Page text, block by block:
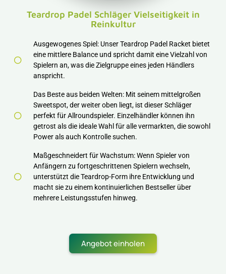
Teardrop Padel Schläger Vielseitigkeit in
Reinkultur
Ausgewogenes Spiel: Unser Teardrop Padel Racket bietet
eine mittlere Balance und spricht damit eine Vielzahl von
Spielern an, was die Zielgruppe eines jeden Händlers
anspricht.
Das Beste aus beiden Welten: Mit seinem mittelgroßen
Sweetspot, der weiter oben liegt, ist dieser Schläger
perfekt für Allroundspieler. Einzelhändler können ihn
getrost als die ideale Wahl für alle vermarkten, die sowohl
Power als auch Kontrolle suchen.
Maßgeschneidert für Wachstum: Wenn Spieler von
Anfängern zu fortgeschrittenen Spielern wechseln,
unterstützt die Teardrop-Form ihre Entwicklung und
macht sie zu einem kontinuierlichen Bestseller über
mehrere Leistungsstufen hinweg.
Angebot einholen